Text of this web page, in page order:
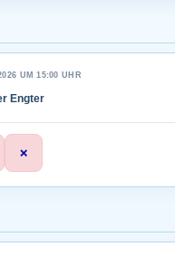
UM 15:00 UHR
Engter
❌